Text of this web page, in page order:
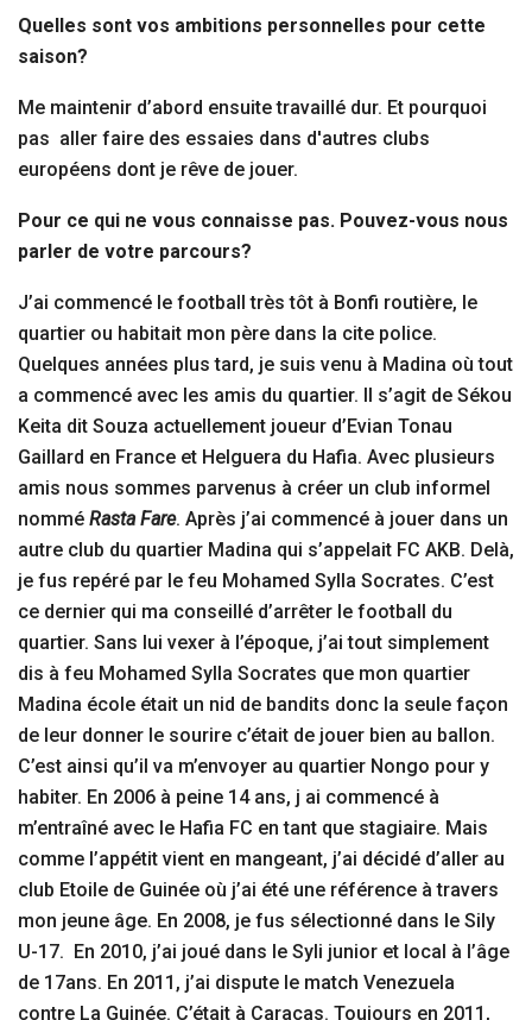
Quelles sont vos ambitions personnelles pour cette
saison?
Me maintenir d’abord ensuite travaillé dur. Et pourquoi
pas aller faire des essaies dans d'autres clubs
européens dont je rêve de jouer.
Pour ce qui ne vous connaisse pas. Pouvez-vous nous
parler de votre parcours?
J’ai commencé le football très tôt à Bonfi routière, le
quartier ou habitait mon père dans la cite police.
Quelques années plus tard, je suis venu à Madina où tout
a commencé avec les amis du quartier. Il s’agit de Sékou
Keita dit Souza actuellement joueur d’Evian Tonau
Gaillard en France et Helguera du Hafia. Avec plusieurs
amis nous sommes parvenus à créer un club informel
nommé Rasta Fare. Après j’ai commencé à jouer dans un
autre club du quartier Madina qui s’appelait FC AKB. Delà,
je fus repéré par le feu Mohamed Sylla Socrates. C’est
ce dernier qui ma conseillé d’arrêter le football du
quartier. Sans lui vexer à l’époque, j’ai tout simplement
dis à feu Mohamed Sylla Socrates que mon quartier
Madina école était un nid de bandits donc la seule façon
de leur donner le sourire c’était de jouer bien au ballon.
C’est ainsi qu’il va m’envoyer au quartier Nongo pour y
habiter. En 2006 à peine 14 ans, j ai commencé à
m’entraîné avec le Hafia FC en tant que stagiaire. Mais
comme l’appétit vient en mangeant, j’ai décidé d’aller au
club Etoile de Guinée où j’ai été une référence à travers
mon jeune âge. En 2008, je fus sélectionné dans le Sily
U-17. En 2010, j’ai joué dans le Syli junior et local à l’âge
de 17ans. En 2011, j’ai dispute le match Venezuela
contre La Guinée. C’était à Caracas. Toujours en 2011,